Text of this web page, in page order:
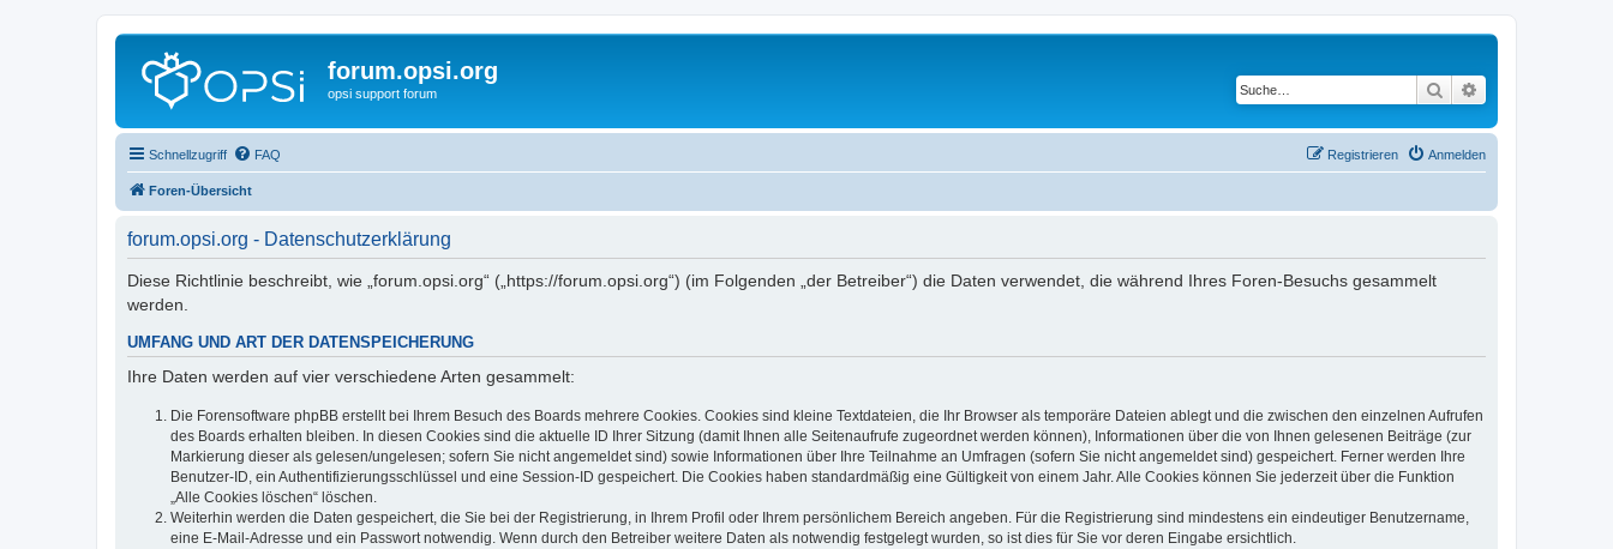
forum.opsi.org
opsi support forum Suche
Schnellzugriff FAQ Anmelden
Registrieren
Foren-Übersicht
forum.opsi.org - Datenschutzerklärung
Diese Richtlinie beschreibt, wie „forum.opsi.org“ („https://forum.opsi.org“) (im Folgenden „der Betreiber“) die Daten verwendet, die während Ihres Foren-Besuchs gesammelt
werden.
UMFANG UND ART DER DATENSPEICHERUNG
Ihre Daten werden auf vier verschiedene Arten gesammelt:
Die Forensoftware phpBB erstellt bei Ihrem Besuch des Boards mehrere Cookies. Cookies sind kleine Textdateien, die Ihr Browser als temporäre Dateien ablegt und die zwischen den einzelnen Aufrufen
des Boards erhalten bleiben. In diesen Cookies sind die aktuelle ID Ihrer Sitzung (damit Ihnen alle Seitenaufrufe zugeordnet werden können), Informationen über die von Ihnen gelesenen Beiträge (zur
Markierung dieser als gelesen/ungelesen; sofern Sie nicht angemeldet sind) sowie Informationen über Ihre Teilnahme an Umfragen (sofern Sie nicht angemeldet sind) gespeichert. Ferner werden Ihre
Benutzer-ID, ein Authentifizierungsschlüssel und eine Session-ID gespeichert. Die Cookies haben standardmäßig eine Gültigkeit von einem Jahr. Alle Cookies können Sie jederzeit über die Funktion
„Alle Cookies löschen“ löschen.
Weiterhin werden die Daten gespeichert, die Sie bei der Registrierung, in Ihrem Profil oder Ihrem persönlichem Bereich angeben. Für die Registrierung sind mindestens ein eindeutiger Benutzername,
eine E-Mail-Adresse und ein Passwort notwendig. Wenn durch den Betreiber weitere Daten als notwendig festgelegt wurden, so ist dies für Sie vor deren Eingabe ersichtlich.